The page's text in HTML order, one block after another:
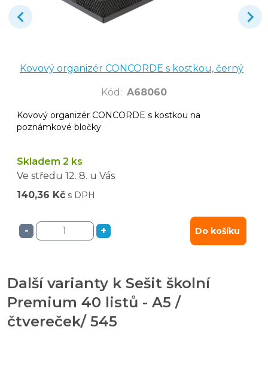
Kovový organizér CONCORDE s kostkou, černý
Kód : A68060
Kovový organizér CONCORDE s kostkou na
poznámkové bločky
Skladem 2 ks
Ve středu 12. 8. u Vás
140,36 Kč s DPH
- + Do košíku
Další varianty k Sešit školní
Premium 40 listů - A5 /
čtvereček/ 545